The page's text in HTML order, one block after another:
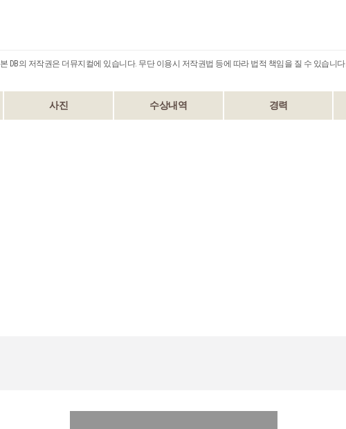
본 DB의 저작권은 더뮤지컬에 있습니다. 무단 이용시 저작권법 등에 따라 법적 책임을 질 수 있습니다.
사진 수상내역 경력